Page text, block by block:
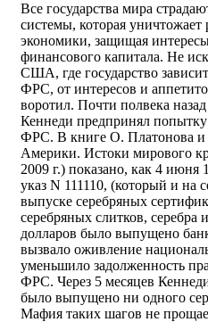
Все государства мира
системы, которая уничтожает
экономики, защищая
финансового капитала. Не
США, где государство
ФРС, от интересов и
воротил. Почти полвека
Кеннеди предпринял
ФРС. В книге О. Платонова и
Америки. Истоки мирового
2009 г.) показано, как 4 июня
указ N 111110, (который и на
выпуске серебряных
серебряных слитков,
долларов было выпущено
вызвало оживление
уменьшило задолженность
ФРС. Через 5 месяцев
было выпущено ни одного
Мафия таких шагов не